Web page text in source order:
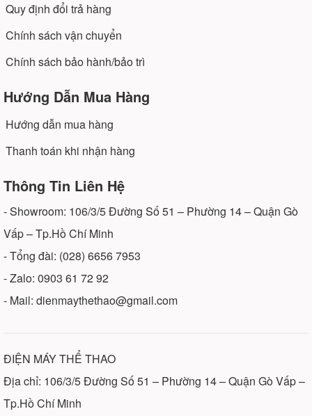
Quy định đổi trả hàng
Chính sách vận chuyển
Chính sách bảo hành/bảo trì
Hướng Dẫn Mua Hàng
Hướng dẫn mua hàng
Thanh toán khi nhận hàng
Thông Tin Liên Hệ
- Showroom: 106/3/5 Đường Số 51 – Phường 14 – Quận Gò
Vấp – Tp.Hồ Chí Minh
- Tổng đài: (028) 6656 7953
- Zalo: 0903 61 72 92
- Mail: dienmaythethao@gmail.com
ĐIỆN MÁY THỂ THAO
Địa chỉ: 106/3/5 Đường Số 51 – Phường 14 – Quận Gò Vấp –
Tp.Hồ Chí Minh